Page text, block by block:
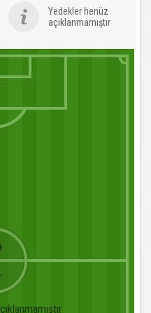
Yedekler henüz
açıklanmamıştır